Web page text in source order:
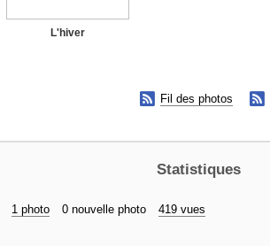
L'hiver
 Fil des photos 
Statistiques
1 photo 0 nouvelle photo 419 vues